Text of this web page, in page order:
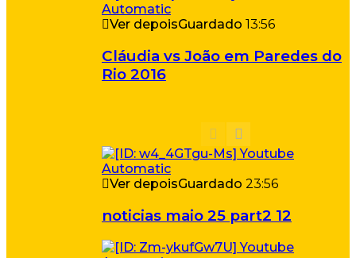
Ver depoisGuardado 13:56
Cláudia vs João em Paredes do
Rio 2016
Ver depoisGuardado 23:56
noticias maio 25 part2 12